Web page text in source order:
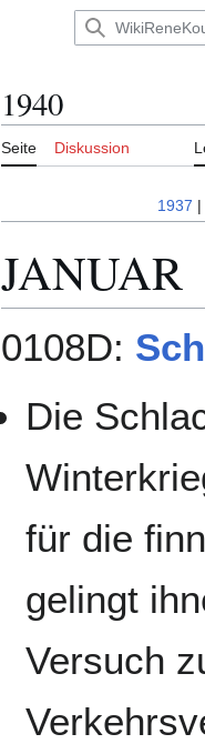
1940
Seite Diskussion
1937 |
JANUAR
0108D:
Die
für die
gelingt
Versuch